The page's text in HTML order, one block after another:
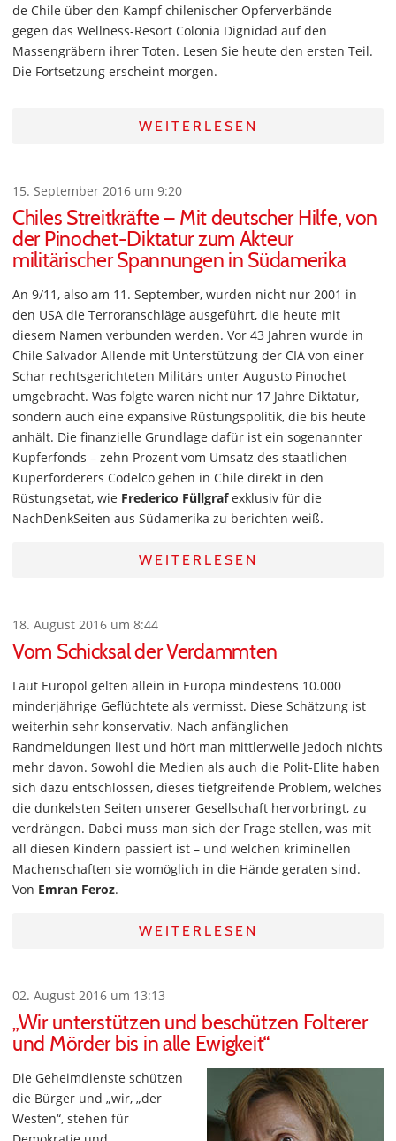
de Chile über den Kampf chilenischer Opferverbände
gegen das Wellness-Resort Colonia Dignidad auf den
Massengräbern ihrer Toten. Lesen Sie heute den ersten Teil.
Die Fortsetzung erscheint morgen.
WEITERLESEN
15. September 2016 um 9:20
Chiles Streitkräfte – Mit deutscher Hilfe, von
der Pinochet-Diktatur zum Akteur
militärischer Spannungen in Südamerika
An 9/11, also am 11. September, wurden nicht nur 2001 in
den USA die Terroranschläge ausgeführt, die heute mit
diesem Namen verbunden werden. Vor 43 Jahren wurde in
Chile Salvador Allende mit Unterstützung der CIA von einer
Schar rechtsgerichteten Militärs unter Augusto Pinochet
umgebracht. Was folgte waren nicht nur 17 Jahre Diktatur,
sondern auch eine expansive Rüstungspolitik, die bis heute
anhält. Die finanzielle Grundlage dafür ist ein sogenannter
Kupferfonds – zehn Prozent vom Umsatz des staatlichen
Kuperförderers Codelco gehen in Chile direkt in den
Rüstungsetat, wie Frederico Füllgrafexklusiv für die
NachDenkSeiten aus Südamerika zu berichten weiß.
WEITERLESEN
18. August 2016 um 8:44
Vom Schicksal der Verdammten
Laut Europol gelten allein in Europa mindestens 10.000
minderjährige Geflüchtete als vermisst. Diese Schätzung ist
weiterhin sehr konservativ. Nach anfänglichen
Randmeldungen liest und hört man mittlerweile jedoch nichts
mehr davon. Sowohl die Medien als auch die Polit-Elite haben
sich dazu entschlossen, dieses tiefgreifende Problem, welches
die dunkelsten Seiten unserer Gesellschaft hervorbringt, zu
verdrängen. Dabei muss man sich der Frage stellen, was mit
all diesen Kindern passiert ist – und welchen kriminellen
Machenschaften sie womöglich in die Hände geraten sind.
Von Emran Feroz.
WEITERLESEN
02. August 2016 um 13:13
„Wir unterstützen und beschützen Folterer
und Mörder bis in alle Ewigkeit“
Die Geheimdienste schützen
die Bürger und „wir, „der
Westen“, stehen für